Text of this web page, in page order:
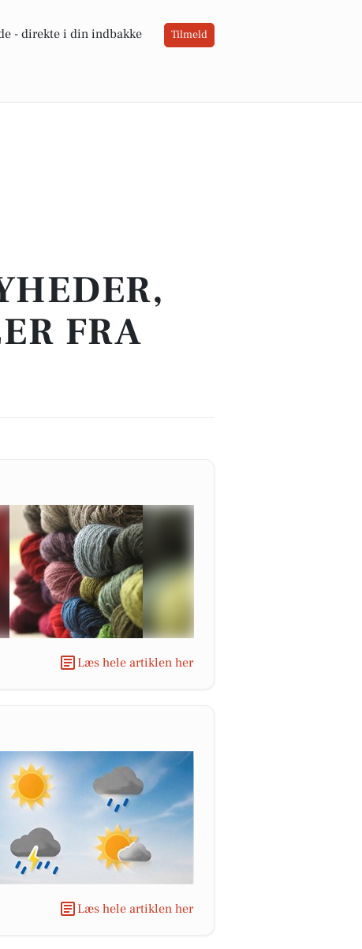
- direkte i din indbakke Tilmeld
FRA
Læs hele artiklen her
Læs hele artiklen her